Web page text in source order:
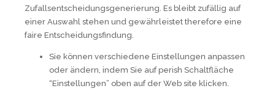
Zufallsentscheidungsgenerierung. Es bleibt zufällig auf
einer Auswahl stehen und gewährleistet therefore eine
faire Entscheidungsfindung.
Sie können verschiedene Einstellungen anpassen
oder ändern, indem Sie auf perish Schaltfläche
“Einstellungen” oben auf der Web site klicken.